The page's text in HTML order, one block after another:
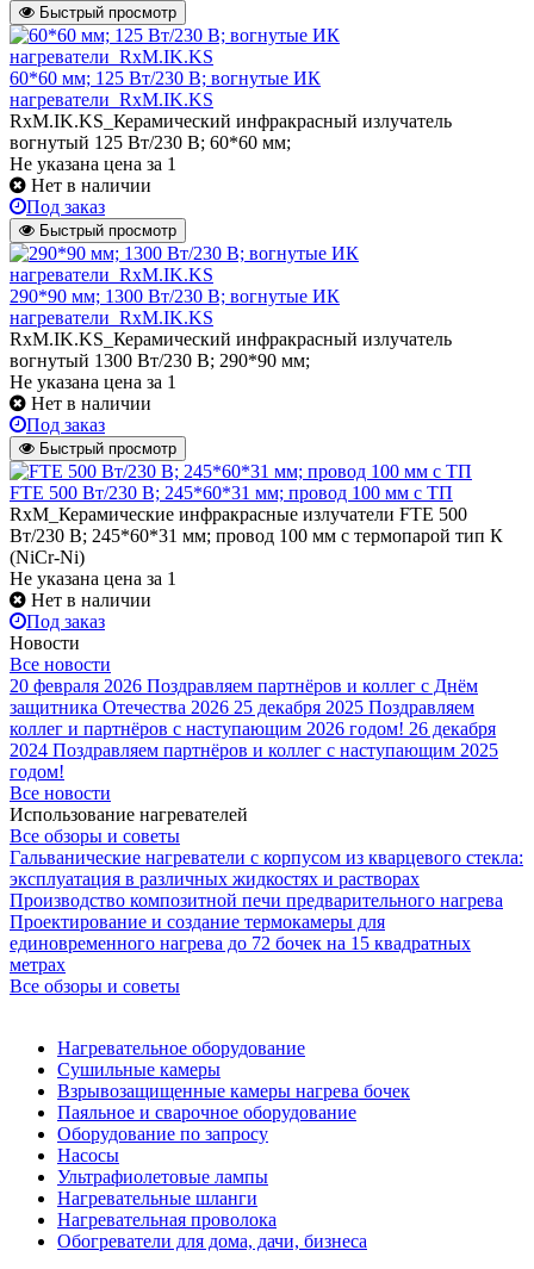
Быстрый просмотр
60*60 мм; 125 Вт/230 В; вогнутые ИК
нагреватели_RxM.IK.KS
RxM.IK.KS_Керамический инфракрасный излучатель
вогнутый 125 Вт/230 В; 60*60 мм;
Не указана цена за 1
Нет в наличии
Под заказ
Быстрый просмотр
290*90 мм; 1300 Вт/230 В; вогнутые ИК
нагреватели_RxM.IK.KS
RxM.IK.KS_Керамический инфракрасный излучатель
вогнутый 1300 Вт/230 В; 290*90 мм;
Не указана цена за 1
Нет в наличии
Под заказ
Быстрый просмотр
FTE 500 Вт/230 В; 245*60*31 мм; провод 100 мм с ТП
RxM_Керамические инфракрасные излучатели FTE 500
Вт/230 В; 245*60*31 мм; провод 100 мм с термопарой тип К
(NiCr-Ni)
Не указана цена за 1
Нет в наличии
Под заказ
Новости
Все новости
20 февраля 2026 Поздравляем партнёров и коллег с Днём
защитника Отечества 2026 25 декабря 2025 Поздравляем
коллег и партнёров с наступающим 2026 годом! 26 декабря
2024 Поздравляем партнёров и коллег с наступающим 2025
годом!
Все новости
Использование нагревателей
Все обзоры и советы
Гальванические нагреватели с корпусом из кварцевого стекла:
эксплуатация в различных жидкостях и растворах
Производство композитной печи предварительного нагрева
Проектирование и создание термокамеры для
единовременного нагрева до 72 бочек на 15 квадратных
метрах
Все обзоры и советы
Нагревательное оборудование
Сушильные камеры
Взрывозащищенные камеры нагрева бочек
Паяльное и сварочное оборудование
Оборудование по запросу
Насосы
Ультрафиолетовые лампы
Нагревательные шланги
Нагревательная проволока
Обогреватели для дома, дачи, бизнеса